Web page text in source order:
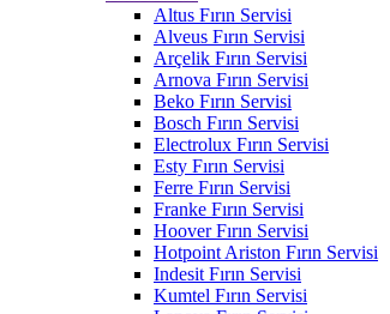
Altus Fırın Servisi
Alveus Fırın Servisi
Arçelik Fırın Servisi
Arnova Fırın Servisi
Beko Fırın Servisi
Bosch Fırın Servisi
Electrolux Fırın Servisi
Esty Fırın Servisi
Ferre Fırın Servisi
Franke Fırın Servisi
Hoover Fırın Servisi
Hotpoint Ariston Fırın Servisi
Indesit Fırın Servisi
Kumtel Fırın Servisi